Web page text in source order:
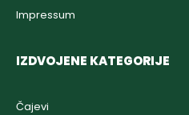
Impressum
IZDVOJENE KATEGORIJE
Čajevi